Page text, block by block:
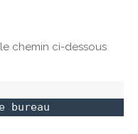
chemin ci-dessous
bureau